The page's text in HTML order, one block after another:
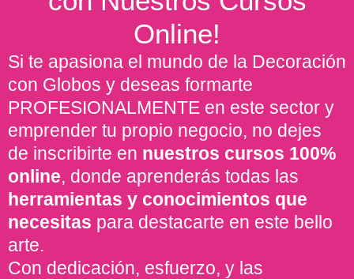
Online!
Si te apasiona el mundo de la Decoración
con Globos y deseas formarte
PROFESIONALMENTE en este sector y
emprender tu propio negocio, no dejes
de inscribirte en nuestros cursos 100%
online, donde aprenderás todas las
herramientas y conocimientos que
necesitas para destacarte en este bello
arte.
Con dedicación, esfuerzo, y las